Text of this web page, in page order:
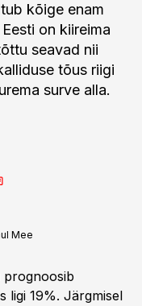
kõige enam
on kiireima
seavad nii
tõus riigi
surve alla.
Mee
prognoosib
ligi 19%. Järgmisel